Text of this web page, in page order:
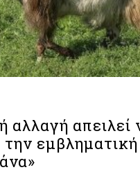
αλλαγή απειλεί
την εμβληματική